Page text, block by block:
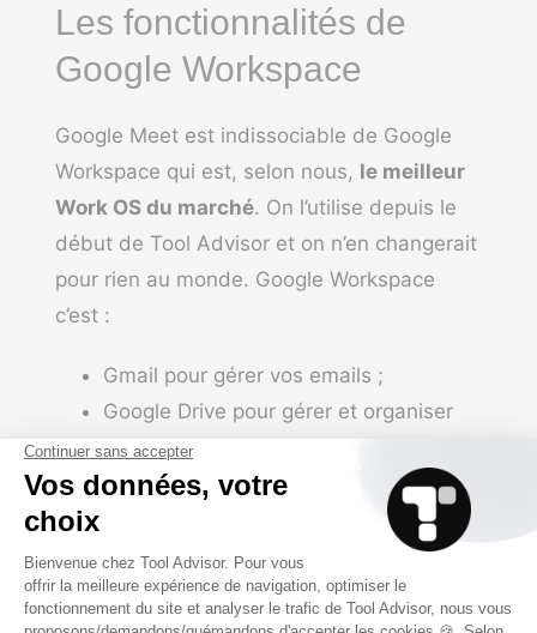
Les fonctionnalités de
Google Workspace
Google Meet est indissociable de Google
Workspace qui est, selon nous, le meilleur
Work OS du marché. On l’utilise depuis le
début de Tool Advisor et on n’en changerait
pour rien au monde. Google Workspace
c’est :
Gmail pour gérer vos emails ;
Google Drive pour gérer et organiser
vos documents ;
Google Meet que nous venons de vous
Google Agenda (très utile en
complément de Google Meet pour
fluidifier vos échanges en visio) ;